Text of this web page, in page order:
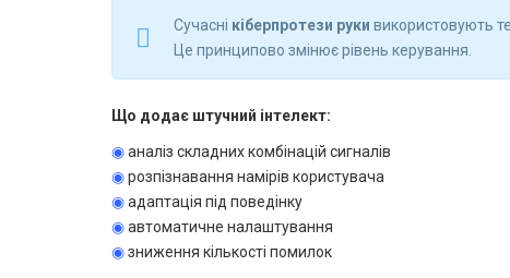
Сучасні кіберпротези руки використовують
Це принципово змінює рівень керування.
Що додає штучний інтелект:
◉аналіз складних комбінацій сигналів
◉розпізнавання намірів користувача
◉адаптація під поведінку
◉автоматичне налаштування
◉зниження кількості помилок